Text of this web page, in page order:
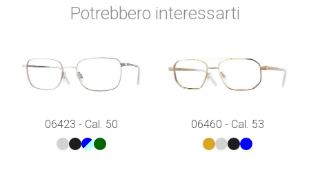
Potrebbero interessarti
06423 - Cal. 50 06460 - Cal. 53